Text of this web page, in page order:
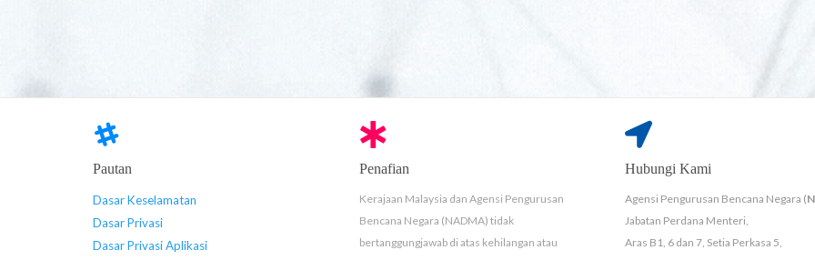
Pautan
Dasar Keselamatan
Dasar Privasi
Dasar Privasi Aplikasi
Penafian
Kerajaan Malaysia dan Agensi Pengurusan
Bencana Negara (NADMA) tidak
bertanggungjawab di atas kehilangan atau
Hubungi Kami
Agensi Pengurusan Bencana Negara (
Jabatan Perdana Menteri,
Aras B1, 6 dan 7, Setia Perkasa 5,